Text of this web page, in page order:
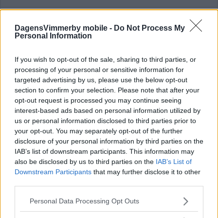
DagensVimmerby mobile - Do Not Process My
Personal Information
If you wish to opt-out of the sale, sharing to third parties, or
processing of your personal or sensitive information for
targeted advertising by us, please use the below opt-out
section to confirm your selection. Please note that after your
opt-out request is processed you may continue seeing
interest-based ads based on personal information utilized by
us or personal information disclosed to third parties prior to
your opt-out. You may separately opt-out of the further
disclosure of your personal information by third parties on the
IAB’s list of downstream participants. This information may
also be disclosed by us to third parties on the IAB’s List of
Downstream Participants that may further disclose it to other
Please note that this website/app uses one or more Google
Personal Data Processing Opt Outs
TRUPPER – HAN TAS TILLBAKA
FOTBOLL 04 augusti 2026 16.00
Inget öltält för VIF under superderbyt –
"En besvikelse"
FOTBOLL 04 augusti 2026 12.30
Annons: